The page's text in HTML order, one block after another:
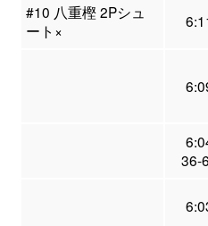
#10 八重樫 2Pシュ
ート×
36-